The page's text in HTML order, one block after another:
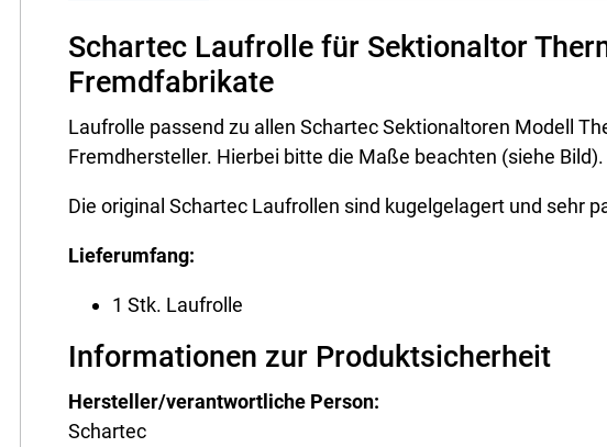
Schartec Laufrolle für Sektionaltor
Fremdfabrikate
Laufrolle passend zu allen Schartec Sektionaltoren Modell
Fremdhersteller. Hierbei bitte die Maße beachten (siehe Bild).
Die original Schartec Laufrollen sind kugelgelagert und sehr
Lieferumfang:
1 Stk. Laufrolle
Informationen zur Produktsicherheit
Hersteller/verantwortliche Person:
Schartec